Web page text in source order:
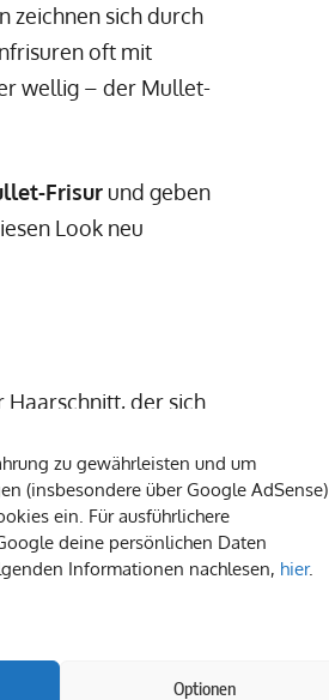
zu gewährleisten und um
(insbesondere über Google AdSense)
ein. Für ausführlichere
deine persönlichen Daten
Informationen nachlesen, hier.
Optionen
zeichnen sich durch
oft mit
wellig – der Mullet-
Frisur und geben
Look neu
Haarschnitt, der sich
sind die Haare
führt. Der Ursprung
Bowie und Rod
ist reich und
die in den 1980er
getragen von